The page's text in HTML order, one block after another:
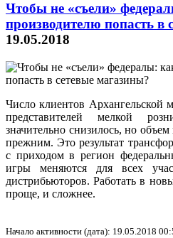
Чтобы не «съели»
производителю попасть в
19.05.2018
Число клиентов Архангельской
представителей мелкой
значительно снизилось, но
прежним. Это результат
с приходом в регион
игры меняются для всех
дистрибьюторов. Работать в
проще, и сложнее.
Начало активности (дата): 19.05.2018